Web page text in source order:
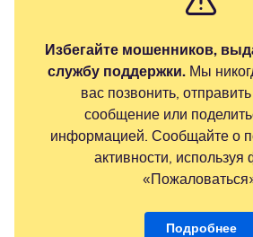
Избегайте мошенников,
службу поддержки.Мы
вас позвонить,
сообщение или
информацией. Сообщайте о
активности,
Подробнее